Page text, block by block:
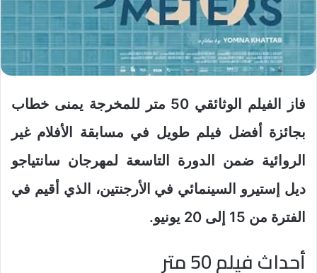
فاز الفيلم الوثائقي 50 متر للمخرجة يمنى خطاب
بجائزة أفضل فيلم طويل في مسابقة الأفلام غير
الروائية ضمن الدورة التاسعة لمهرجان سانتياجو
ديل إستيرو السينمائي في الأرجنتين، الذي أقيم في
الفترة من 15 إلى 20 يونيو.
أحداث فيلم 50 متر